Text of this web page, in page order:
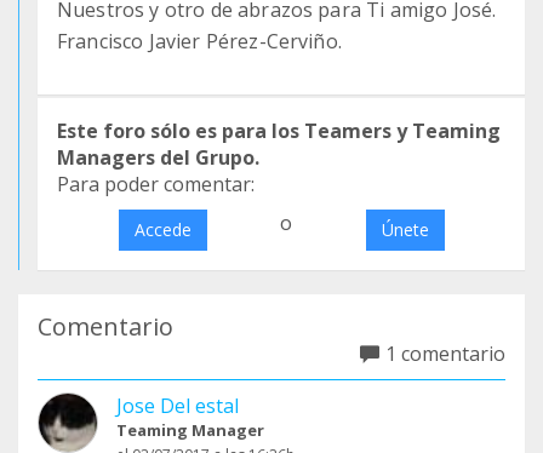
Nuestros y otro de abrazos para Ti amigo José.
Francisco Javier Pérez-Cerviño.
Este foro sólo es para los Teamers y Teaming
Managers del Grupo.
Para poder comentar:
Accede o Únete
Comentario
1 comentario
Jose Del estal
Teaming Manager